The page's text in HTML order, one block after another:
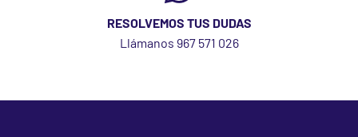
RESOLVEMOS TUS DUDAS
Llámanos 967 571 026